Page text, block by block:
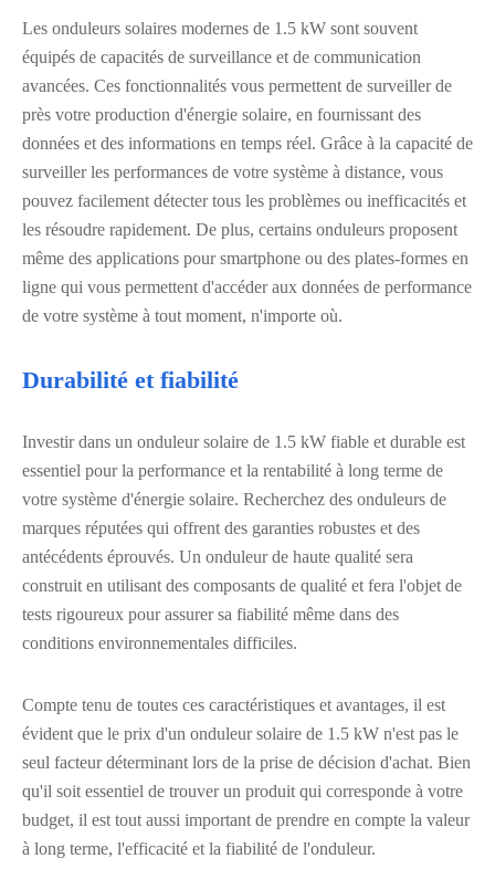
Les onduleurs solaires modernes de 1.5 kW sont souvent
équipés de capacités de surveillance et de communication
avancées. Ces fonctionnalités vous permettent de surveiller de
près votre production d'énergie solaire, en fournissant des
données et des informations en temps réel. Grâce à la capacité de
surveiller les performances de votre système à distance, vous
pouvez facilement détecter tous les problèmes ou inefficacités et
les résoudre rapidement. De plus, certains onduleurs proposent
même des applications pour smartphone ou des plates-formes en
ligne qui vous permettent d'accéder aux données de performance
de votre système à tout moment, n'importe où.
Durabilité et fiabilité
Investir dans un onduleur solaire de 1.5 kW fiable et durable est
essentiel pour la performance et la rentabilité à long terme de
votre système d'énergie solaire. Recherchez des onduleurs de
marques réputées qui offrent des garanties robustes et des
antécédents éprouvés. Un onduleur de haute qualité sera
construit en utilisant des composants de qualité et fera l'objet de
tests rigoureux pour assurer sa fiabilité même dans des
conditions environnementales difficiles.
Compte tenu de toutes ces caractéristiques et avantages, il est
évident que le prix d'un onduleur solaire de 1.5 kW n'est pas le
seul facteur déterminant lors de la prise de décision d'achat. Bien
qu'il soit essentiel de trouver un produit qui corresponde à votre
budget, il est tout aussi important de prendre en compte la valeur
à long terme, l'efficacité et la fiabilité de l'onduleur.